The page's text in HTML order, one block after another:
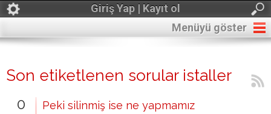
Giriş Yap | Kayıt ol
Menüyü göster
Son etiketlenen sorular istaller
0
Peki silinmiş ise ne yapmamız